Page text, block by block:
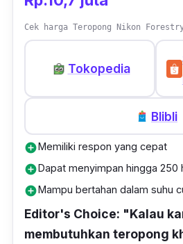
Cek harga Teropong Nikon
Tokopedia
Blibli
add_circleMemiliki respon yang cepat
add_circleDapat menyimpan hingga 250
add_circleMampu bertahan dalam suhu
Editor's Choice: "Kalau
membutuhkan teropong